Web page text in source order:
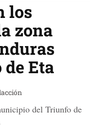
los
zona
Eta
del Triunfo de